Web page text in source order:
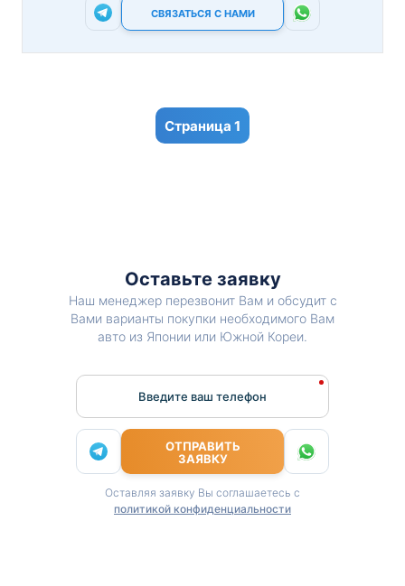
СВЯЗАТЬСЯ С НАМИ
1
Оставьте заявку
Наш менеджер перезвонит Вам и обсудит с
Вами варианты покупки необходимого Вам
авто из Японии или Южной Кореи.
Введите ваш телефон
ОТПРАВИТЬ
ЗАЯВКУ
Оставляя заявку Вы соглашаетесь с
политикой конфиденциальности